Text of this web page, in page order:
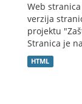
Web
verzija
projektu
Stranica je
HTML